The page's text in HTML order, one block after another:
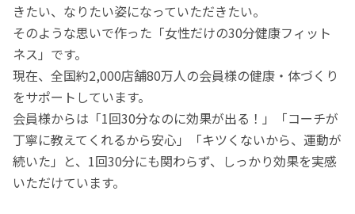
きたい、なりたい姿になっていただきたい。
そのような思いで作った「女性だけの30分健康フィット
ネス」です。
現在、全国約2,000店舗80万人の会員様の健康・体づくり
をサポートしています。
会員様からは「1回30分なのに効果が出る！」「コーチが
丁寧に教えてくれるから安心」「キツくないから、運動が
続いた」と、1回30分にも関わらず、しっかり効果を実感
いただけています。